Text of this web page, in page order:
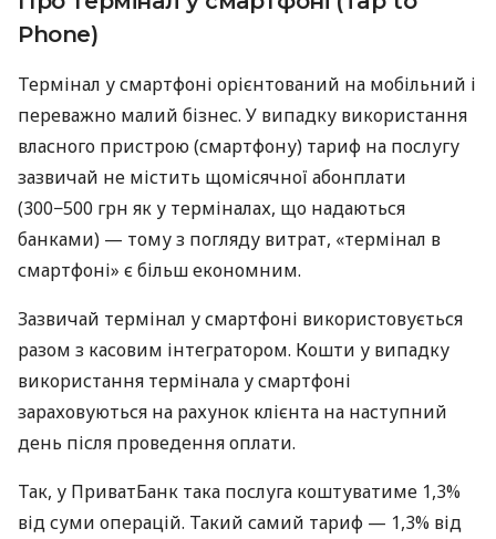
Phone)
Термінал у смартфоні орієнтований на мобільний і
переважно малий бізнес. У випадку використання
власного пристрою (смартфону) тариф на послугу
зазвичай не містить щомісячної абонплати
(300−500 грн як у терміналах, що надаються
банками) — тому з погляду витрат, «термінал в
смартфоні» є більш економним.
Зазвичай термінал у смартфоні використовується
разом з касовим інтегратором. Кошти у випадку
використання термінала у смартфоні
зараховуються на рахунок клієнта на наступний
день після проведення оплати.
Так, у ПриватБанк така послуга коштуватиме 1,3%
від суми операцій. Такий самий тариф — 1,3% від